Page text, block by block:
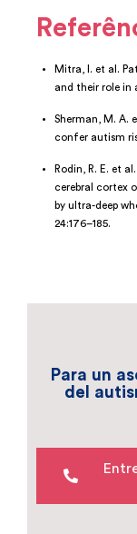
Mitra, I. et al.
and their role in
Sherman, M. A.
confer autism
Rodin, R. E. et
cerebral cortex
by ultra-deep
24:176–185.
Para un
del